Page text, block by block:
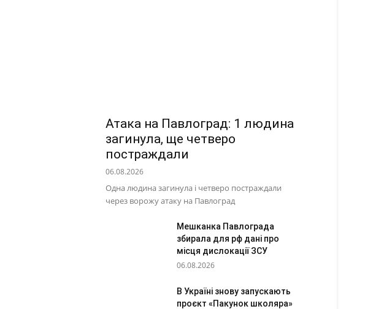
Атака на Павлоград: 1 людина
загинула, ще четверо
постраждали
06.08.2026
Одна людина загинула і четверо постраждали
через ворожу атаку на Павлоград
Мешканка Павлограда
збирала для рф дані про
місця дислокації ЗСУ
06.08.2026
В Україні знову запускають
проєкт «Пакунок школяра»